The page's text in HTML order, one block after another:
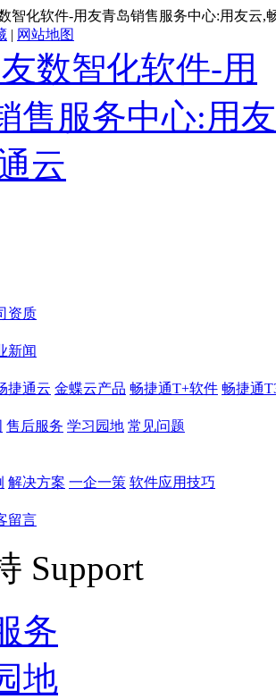
智化软件-用友青岛销售服务中心:用友云,
| 网站地图
资质
新闻
捷通云 金蝶云产品 畅捷通T+软件 畅捷通
售后服务 学习园地 常见问题
解决方案 一企一策 软件应用技巧
留言
Support
务
地